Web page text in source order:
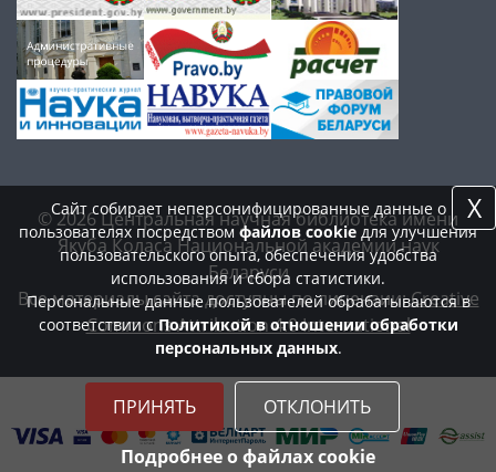
© 2026 Центральная научная библиотека имени
Якуба Коласа Национальной академии наук
Беларуси
Все материалы сайта доступны по лицензии:Creative
Commons Attribution 4.0 International
Сайт собирает неперсонифицированные данные о
пользователях посредствомфайлов cookieдля улучшения
пользовательского опыта, обеспечения удобства
использования и сбора статистики.
Персональные данные пользователей обрабатываются в
соответствии сПолитикой в отношении обработки
персональных данных.
ПРИНЯТЬ ОТКЛОНИТЬ
Подробнее о файлах cookie
X